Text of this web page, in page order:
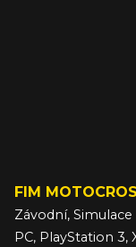
FIM
Závodní, Simulace
PC, PlayStation 3,